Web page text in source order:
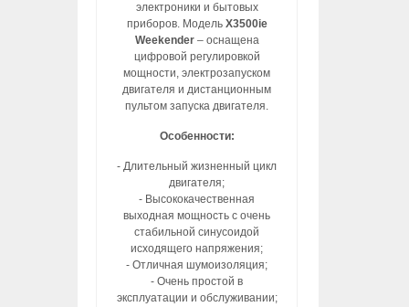
электроники и бытовых
приборов. Модель X3500ie
Weekender– оснащена
цифровой регулировкой
мощности, электрозапуском
двигателя и дистанционным
пультом запуска двигателя.
Особенности:
- Длительный жизненный цикл
двигателя;
- Высококачественная
выходная мощность с очень
стабильной синусоидой
исходящего напряжения;
- Отличная шумоизоляция;
- Очень простой в
эксплуатации и обслуживании;